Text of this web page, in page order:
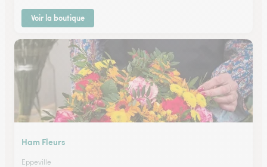
Voir la boutique
Ham Fleurs
Eppeville